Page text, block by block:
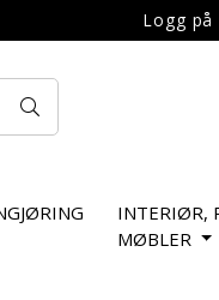
Logg på
INTERIØR,
MØBLER